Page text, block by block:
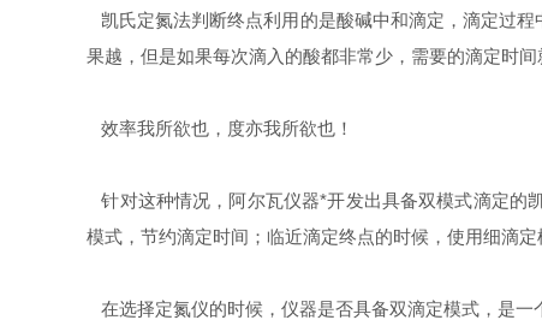
凯氏定氮法判断终点利用的是酸碱中和滴定，滴定过
果越，但是如果每次滴入的酸都非常少，需要的滴定时间
效率我所欲也，度亦我所欲也！
针对这种情况，阿尔瓦仪器*开发出具备双模式滴定的
模式，节约滴定时间；临近滴定终点的时候，使用细滴定
在选择定氮仪的时候，仪器是否具备双滴定模式，是一